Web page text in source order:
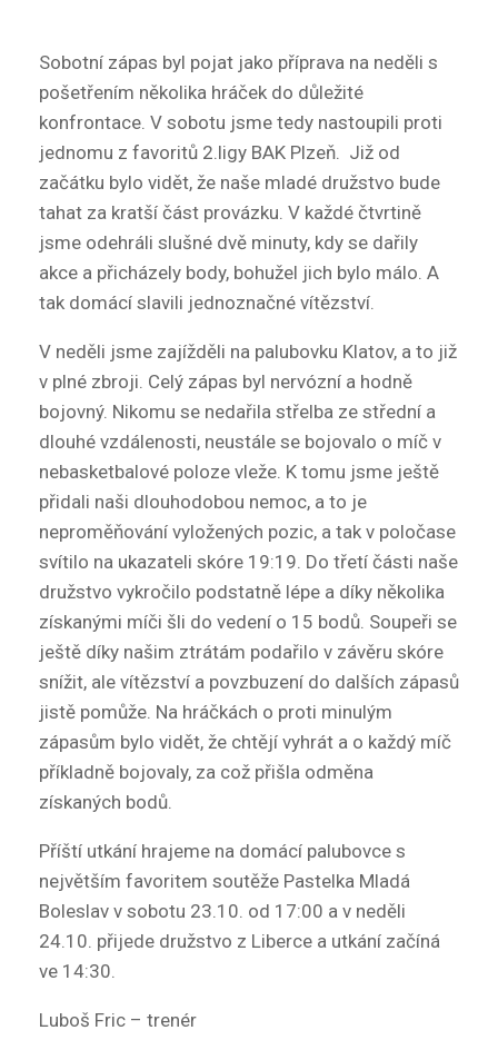
Sobotní zápas byl pojat jako příprava na neděli s
pošetřením několika hráček do důležité
konfrontace. V sobotu jsme tedy nastoupili proti
jednomu z favoritů 2.ligy BAK Plzeň. Již od
začátku bylo vidět, že naše mladé družstvo bude
tahat za kratší část provázku. V každé čtvrtině
jsme odehráli slušné dvě minuty, kdy se dařily
akce a přicházely body, bohužel jich bylo málo. A
tak domácí slavili jednoznačné vítězství.
V neděli jsme zajížděli na palubovku Klatov, a to již
v plné zbroji. Celý zápas byl nervózní a hodně
bojovný. Nikomu se nedařila střelba ze střední a
dlouhé vzdálenosti, neustále se bojovalo o míč v
nebasketbalové poloze vleže. K tomu jsme ještě
přidali naši dlouhodobou nemoc, a to je
neproměňování vyložených pozic, a tak v poločase
svítilo na ukazateli skóre 19:19. Do třetí části naše
družstvo vykročilo podstatně lépe a díky několika
získanými míči šli do vedení o 15 bodů. Soupeři se
ještě díky našim ztrátám podařilo v závěru skóre
snížit, ale vítězství a povzbuzení do dalších zápasů
jistě pomůže. Na hráčkách o proti minulým
zápasům bylo vidět, že chtějí vyhrát a o každý míč
příkladně bojovaly, za což přišla odměna
získaných bodů.
Příští utkání hrajeme na domácí palubovce s
největším favoritem soutěže Pastelka Mladá
Boleslav v sobotu 23.10. od 17:00 a v neděli
24.10. přijede družstvo z Liberce a utkání začíná
ve 14:30.
Luboš Fric – trenér